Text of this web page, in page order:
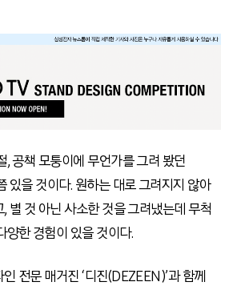
, 공책 모퉁이에 무언가를 그려 봤던
있을 것이다. 원하는 대로 그려지지 않아
별 것 아닌 사소한 것을 그려냈는데 무척
양한 경험이 있을 것이다.
전문 매거진 ‘디진(DEZEEN)’과 함께